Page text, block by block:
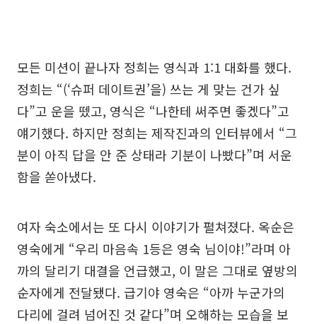
모든 미션이 끝나자 정희는 영식과 1:1 대화를 했다.
정희는 “(‘슈퍼 데이트권’을) 쓰는 게 맞는 건가 싶
다”고 운을 뗐고, 영식은 “나한테 써주면 좋겠다”고
얘기했다. 하지만 정희는 제작진과의 인터뷰에서 “그
분이 아직 답을 안 준 상태라 기분이 나빴다”며 서운
함을 쏟아냈다.
여자 숙소에서는 또 다시 이야기가 펼쳐졌다. 옥순은
영숙에게 “우리 마음속 1등은 영숙 님이야!”라며 아
까의 달리기 대결을 언급했고, 이 말은 그대로 옆방의
순자에게 전달됐다. 급기야 영숙은 “아까 누군가의
다리에 걸려 넘어진 것 같다”며 오해하는 모습을 보